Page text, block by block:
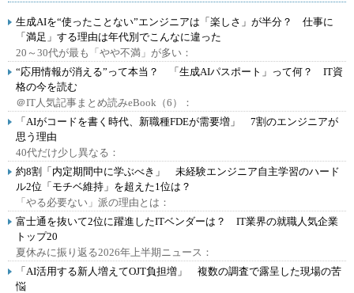
生成AIを“使ったことない”エンジニアは「楽しさ」が半分？ 仕事に
「満足」する理由は年代別でこんなに違った
20～30代が最も「やや不満」が多い：
“応用情報が消える”って本当？ 「生成AIパスポート」って何？ IT資
格の今を読む
＠IT人気記事まとめ読みeBook（6）：
「AIがコードを書く時代、新職種FDEが需要増」 7割のエンジニアが
思う理由
40代だけ少し異なる：
約8割「内定期間中に学ぶべき」 未経験エンジニア自主学習のハード
ル2位「モチベ維持」を超えた1位は？
「やる必要ない」派の理由とは：
富士通を抜いて2位に躍進したITベンダーは？ IT業界の就職人気企業
トップ20
夏休みに振り返る2026年上半期ニュース：
「AI活用する新人増えてOJT負担増」 複数の調査で露呈した現場の苦
悩